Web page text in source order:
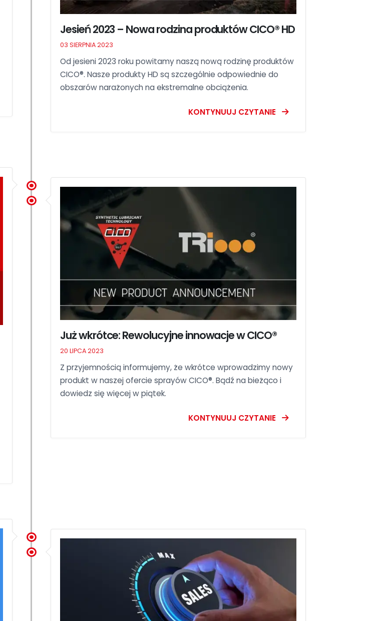
Jesień 2023 – Nowa rodzina produktów CICO®️ HD
03 SIERPNIA 2023
Od jesieni 2023 roku powitamy naszą nową rodzinę produktów
CICO®. Nasze produkty HD są szczególnie odpowiednie do
obszarów narażonych na ekstremalne obciążenia.
KONTYNUUJ CZYTANIE
Już wkrótce: Rewolucyjne innowacje w CICO®
20 LIPCA 2023
Z przyjemnością informujemy, że wkrótce wprowadzimy nowy
produkt w naszej ofercie sprayów CICO®. Bądź na bieżąco i
dowiedz się więcej w piątek.
KONTYNUUJ CZYTANIE